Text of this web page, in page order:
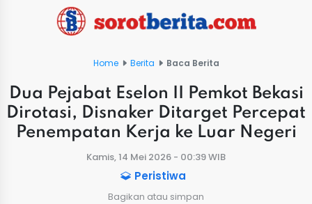
Home Berita Baca Berita
Dua Pejabat Eselon II Pemkot Bekasi
Dirotasi, Disnaker Ditarget Percepat
Penempatan Kerja ke Luar Negeri
Kamis, 14 Mei 2026 - 00:39 WIB
Peristiwa
Bagikan atau simpan